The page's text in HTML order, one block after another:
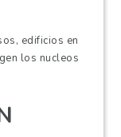
edificios en
los nucleos